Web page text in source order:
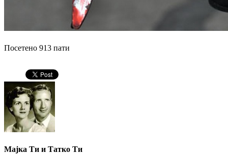
Посетено 913 пати
Мајка Ти и Татко Ти